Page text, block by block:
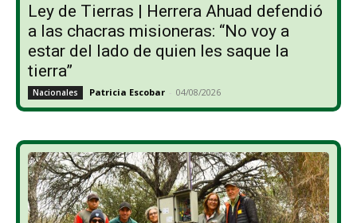
Ley de Tierras | Herrera Ahuad defendió
a las chacras misioneras: “No voy a
estar del lado de quien les saque la
tierra”
Nacionales Patricia Escobar - 04/08/2026